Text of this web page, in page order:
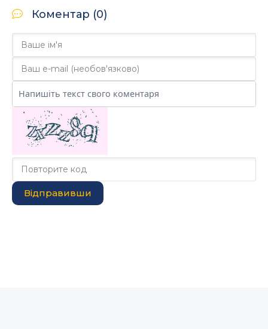
Коментар (0)
Відправивши